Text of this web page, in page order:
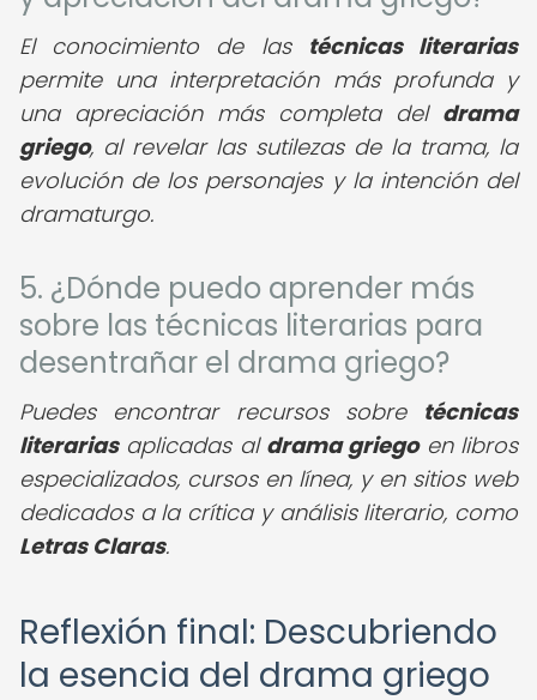
El conocimiento de las técnicas literarias
permite una interpretación más profunda y
una apreciación más completa del drama
griego, al revelar las sutilezas de la trama, la
evolución de los personajes y la intención del
dramaturgo.
5. ¿Dónde puedo aprender más
sobre las técnicas literarias para
desentrañar el drama griego?
Puedes encontrar recursos sobre técnicas
literariasaplicadas al drama griegoen libros
especializados, cursos en línea, y en sitios web
dedicados a la crítica y análisis literario, como
Letras Claras.
Reflexión final: Descubriendo
la esencia del drama griego